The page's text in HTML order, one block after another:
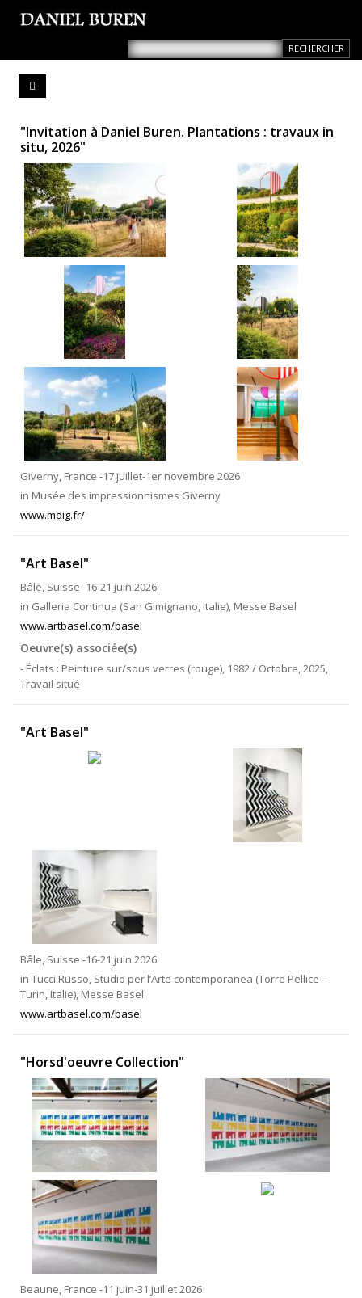
"Invitation à Daniel Buren. Plantations : travaux in
situ, 2026"
Giverny, France -17 juillet-1er novembre 2026
in Musée des impressionnismes Giverny
www.mdig.fr/
"Art Basel"
Bâle, Suisse -16-21 juin 2026
in Galleria Continua (San Gimignano, Italie), Messe Basel
www.artbasel.com/basel
Oeuvre(s) associée(s)
- Éclats : Peinture sur/sous verres (rouge), 1982 / Octobre, 2025,
Travail situé
"Art Basel"
Bâle, Suisse -16-21 juin 2026
in Tucci Russo, Studio per l’Arte contemporanea (Torre Pellice -
Turin, Italie), Messe Basel
www.artbasel.com/basel
"Horsd'oeuvre Collection"
Beaune, France -11 juin-31 juillet 2026